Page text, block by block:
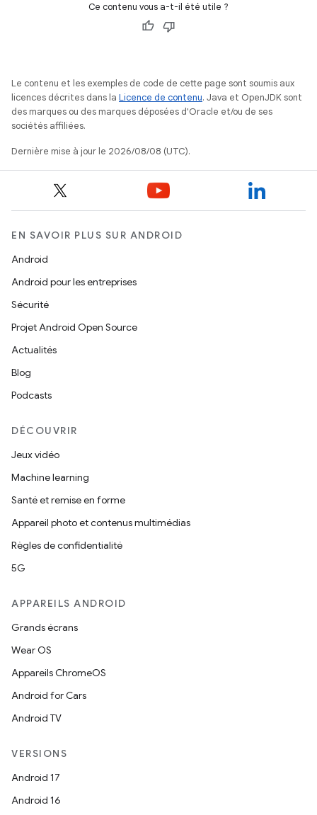
Ce contenu vous a-t-il été utile ?
Le contenu et les exemples de code de cette page sont soumis aux
licences décrites dans la Licence de contenu. Java et OpenJDK sont
des marques ou des marques déposées d'Oracle et/ou de ses
sociétés affiliées.
Dernière mise à jour le 2026/08/08 (UTC).
EN SAVOIR PLUS SUR ANDROID
Android
Android pour les entreprises
Sécurité
Projet Android Open Source
Actualités
Blog
Podcasts
DÉCOUVRIR
Jeux vidéo
Machine learning
Santé et remise en forme
Appareil photo et contenus multimédias
Règles de confidentialité
5G
APPAREILS ANDROID
Grands écrans
Wear OS
Appareils ChromeOS
Android for Cars
Android TV
VERSIONS
Android 17
Android 16